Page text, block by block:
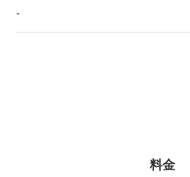
-
料金